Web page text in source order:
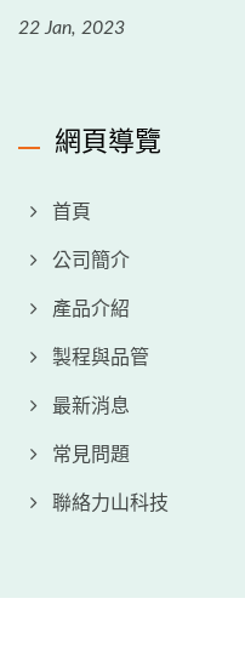
22 Jan, 2023
網頁導覽
首頁
公司簡介
產品介紹
製程與品管
最新消息
常見問題
聯絡力山科技